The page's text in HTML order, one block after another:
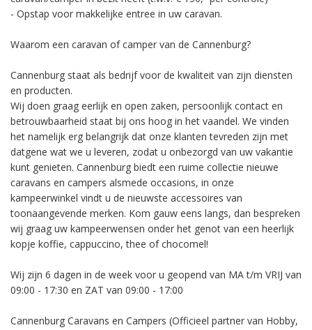
- Opstap voor makkelijke entree in uw caravan.
Waarom een caravan of camper van de Cannenburg?
Cannenburg staat als bedrijf voor de kwaliteit van zijn diensten
en producten.
Wij doen graag eerlijk en open zaken, persoonlijk contact en
betrouwbaarheid staat bij ons hoog in het vaandel. We vinden
het namelijk erg belangrijk dat onze klanten tevreden zijn met
datgene wat we u leveren, zodat u onbezorgd van uw vakantie
kunt genieten. Cannenburg biedt een ruime collectie nieuwe
caravans en campers alsmede occasions, in onze
kampeerwinkel vindt u de nieuwste accessoires van
toonaangevende merken. Kom gauw eens langs, dan bespreken
wij graag uw kampeerwensen onder het genot van een heerlijk
kopje koffie, cappuccino, thee of chocomel!
Wij zijn 6 dagen in de week voor u geopend van MA t/m VRIJ van
09:00 - 17:30 en ZAT van 09:00 - 17:00
Cannenburg Caravans en Campers (Officieel partner van Hobby,